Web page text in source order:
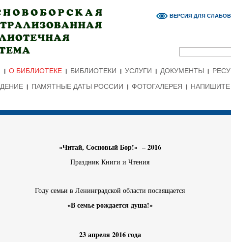
ВЕРСИЯ ДЛЯ
О БИБЛИОТЕКЕ БИБЛИОТЕКИ УСЛУГИ ДОКУМЕНТЫ
ПАМЯТНЫЕ ДАТЫ РОССИИ ФОТОГАЛЕРЕЯ
«Читай, Сосновый Бор!» – 2016
Праздник Книги и Чтения
Году семьи в Ленинградской области посвящается
«В семье рождается душа!»
23 апреля 2016 года